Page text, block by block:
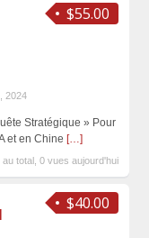
$55.00
2024
Stratégique » Pour
et en Chine […]
au total, 0 vues aujourd'hui
$40.00